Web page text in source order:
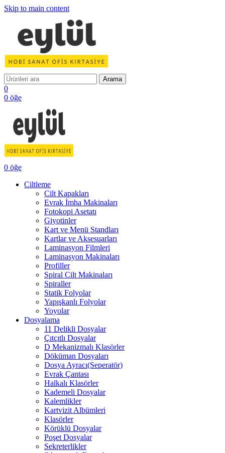
Skip to main content
Arama
0
0 öğe
0 öğe
Ciltleme
Cilt Kapakları
Evrak İmha Makinaları
Fotokopi Asetatı
Giyotinler
Kart ve Menü Standları
Kartlar ve Aksesuarları
Laminasyon Filmleri
Laminasyon Makinaları
Profiller
Spiral Cilt Makinaları
Spiraller
Statik Folyolar
Yapışkanlı Folyolar
Yoyolar
Dosyalama
11 Delikli Dosyalar
Çıtçıtlı Dosyalar
D Mekanizmalı Klasörler
Döküman Dosyaları
Dosya Ayracı(Seperatör)
Evrak Çantası
Halkalı Klasörler
Kademeli Dosyalar
Kalemlikler
Kartvizit Albümleri
Klasörler
Körüklü Dosyalar
Poşet Dosyalar
Sekreterlikler